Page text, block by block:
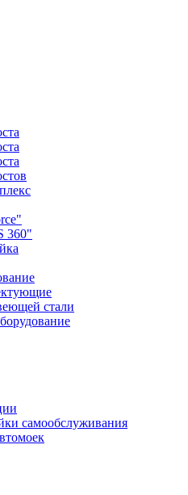
360"
стали
самообслуживания